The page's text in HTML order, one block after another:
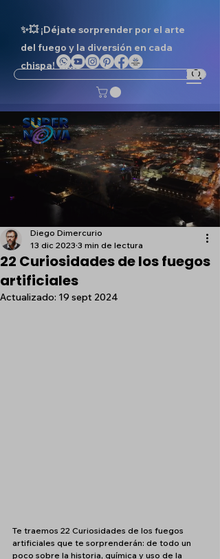
✨💥 ¡Déjate sorprender por el arte
del fuego y la diversión en cada
chispa! ✨💥
22 Curiosidades de los fuegos
artificiales
Diego Dimercurio
13 dic 2023 3 min de lectura
Actualizado: 19 sept 2024
Te traemos 22 Curiosidades de los fuegos
artificiales que te sorprenderán: de todo un
poco sobre la historia, química y uso de la